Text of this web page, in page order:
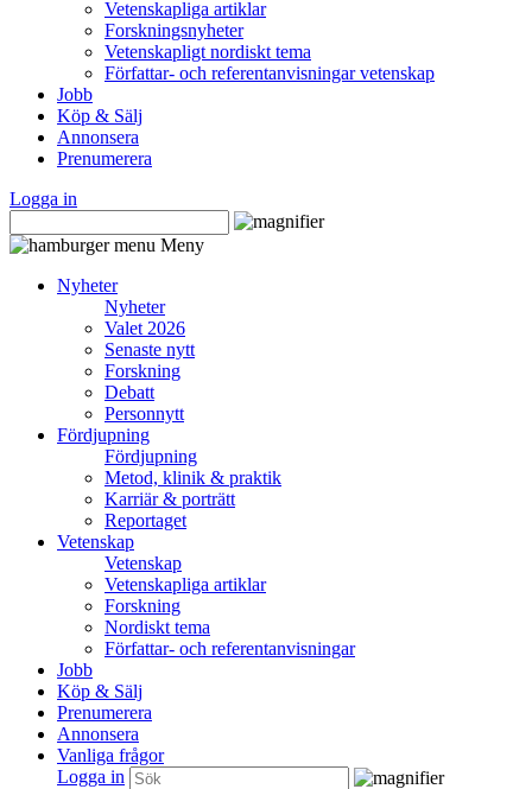
Vetenskapliga artiklar
Forskningsnyheter
Vetenskapligt nordiskt tema
Författar- och referentanvisningar vetenskap
Jobb
Köp & Sälj
Annonsera
Prenumerera
Logga in
Meny
Nyheter
Nyheter
Valet 2026
Senaste nytt
Forskning
Debatt
Personnytt
Fördjupning
Fördjupning
Metod, klinik & praktik
Karriär & porträtt
Reportaget
Vetenskap
Vetenskap
Vetenskapliga artiklar
Forskning
Nordiskt tema
Författar- och referentanvisningar
Jobb
Köp & Sälj
Prenumerera
Annonsera
Vanliga frågor
Logga in